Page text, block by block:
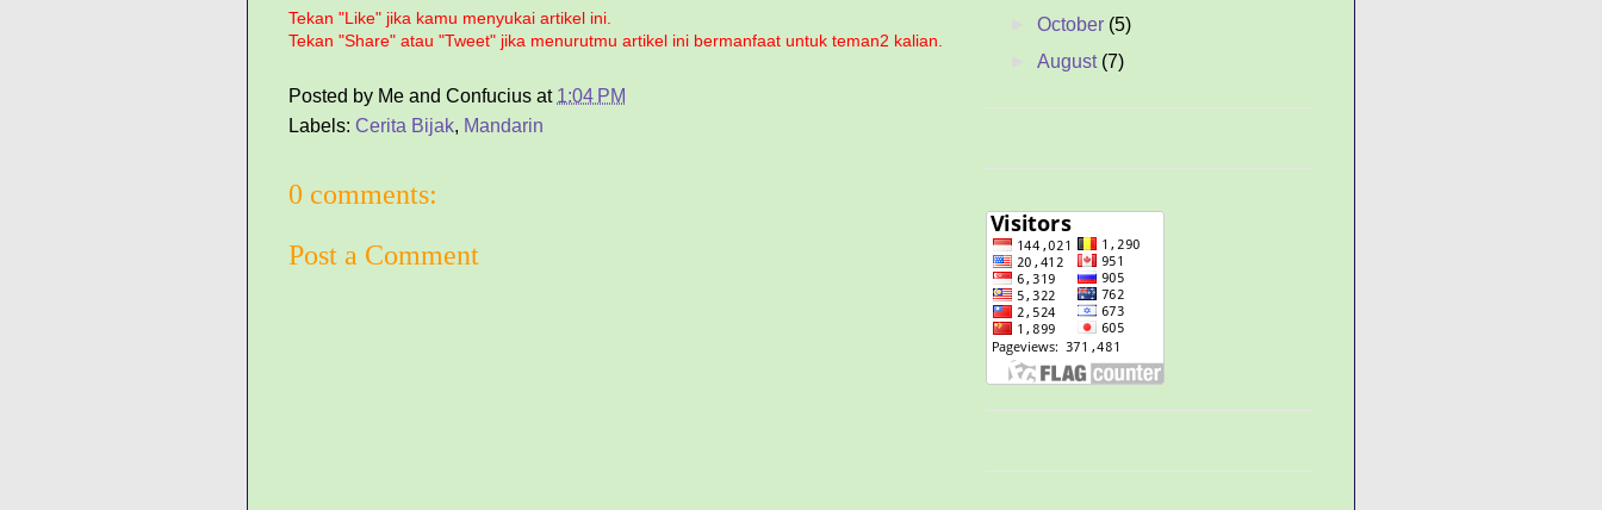
Tekan "Like" jika kamu menyukai artikel ini.
Tekan "Share" atau "Tweet" jika menurutmu artikel ini bermanfaat untuk teman2 kalian.
Posted by Me and Confucius at 1:04 PM
Labels: Cerita Bijak, Mandarin
0 comments:
Post a Comment
►October (5)
►August (7)
►May(8)
►April(8)
►March(43)
►February(58)
▼January(78)
Dua Penebang Kayu
Tubuh Kayu dan Hati Batu
Memberi In...